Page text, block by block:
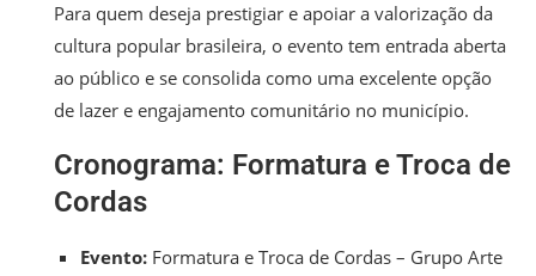
Para quem deseja prestigiar e apoiar a valorização da
cultura popular brasileira, o evento tem entrada aberta
ao público e se consolida como uma excelente opção
de lazer e engajamento comunitário no município.
Cronograma: Formatura e Troca de
Cordas
Evento: Formatura e Troca de Cordas – Grupo Arte